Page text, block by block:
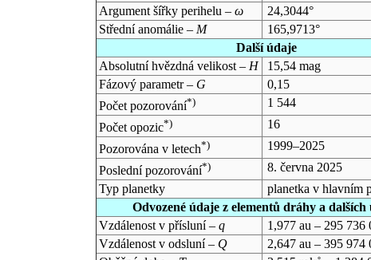
Argument šířky perihelu – ω
24,3044°
Střední anomálie – M
165,9713°
Další údaje
Absolutní hvězdná velikost – H
15,54 mag
Fázový parametr – G
0,15
Počet pozorování*)
1 544
Počet opozic*)
16
Pozorována v letech*)
1999–2025
Poslední pozorování*)
8. června 2025
Typ planetky
planetka v hlavním
Odvozené údaje z elementů dráhy a dalších
Vzdálenost v přísluní – q
1,977 au – 295 736
Vzdálenost v odsluní – Q
2,647 au – 395 974